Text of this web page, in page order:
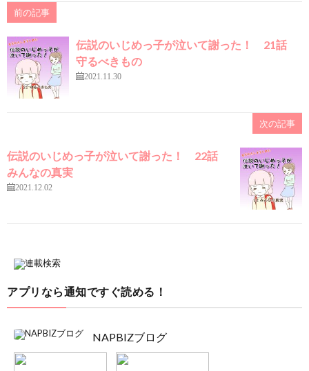
前の記事
伝説のいじめっ子が泣いて謝った！ 21話
守るべきもの
2021.11.30
次の記事
伝説のいじめっ子が泣いて謝った！ 22話
みんなの真実
2021.12.02
アプリなら通知ですぐ読める！
NAPBIZブログ